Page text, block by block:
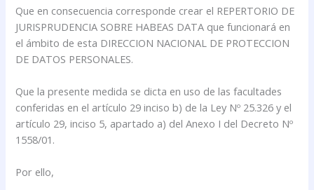
Que en consecuencia corresponde crear el REPERTORIO DE
JURISPRUDENCIA SOBRE HABEAS DATA que funcionará en
el ámbito de esta DIRECCION NACIONAL DE PROTECCION
DE DATOS PERSONALES.
Que la presente medida se dicta en uso de las facultades
conferidas en el artículo 29 inciso b) de la Ley Nº 25.326 y el
artículo 29, inciso 5, apartado a) del Anexo I del Decreto Nº
1558/01.
Por ello,